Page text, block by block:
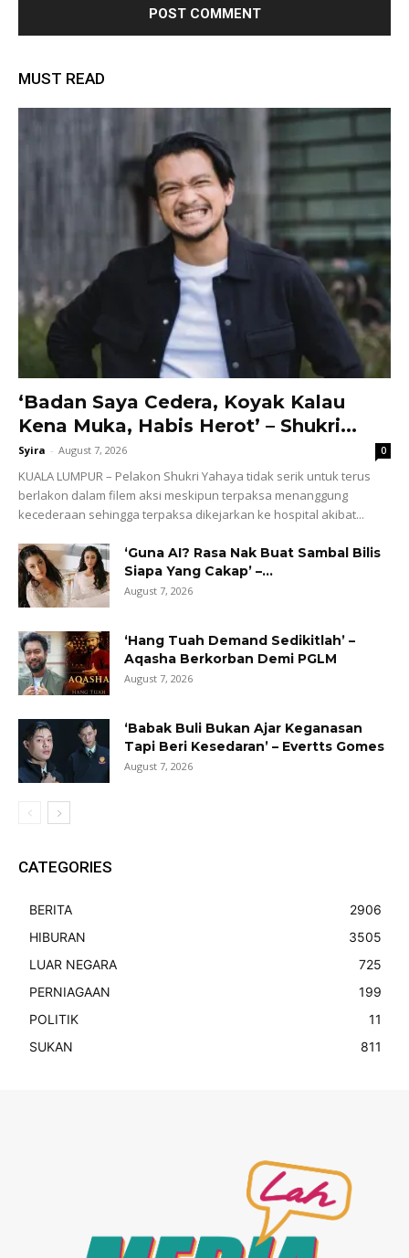
MUST READ
‘Badan Saya Cedera, Koyak Kalau
Kena Muka, Habis Herot’ – Shukri...
Syira - August 7, 2026 0
KUALA LUMPUR – Pelakon Shukri Yahaya tidak serik untuk terus
berlakon dalam filem aksi meskipun terpaksa menanggung
kecederaan sehingga terpaksa dikejarkan ke hospital akibat...
‘Guna AI? Rasa Nak Buat Sambal Bilis
Siapa Yang Cakap’ –...
August 7, 2026
‘Hang Tuah Demand Sedikitlah’ –
Aqasha Berkorban Demi PGLM
August 7, 2026
‘Babak Buli Bukan Ajar Keganasan
Tapi Beri Kesedaran’ – Evertts Gomes
August 7, 2026
CATEGORIES
BERITA
2906
HIBURAN
3505
LUAR NEGARA
725
PERNIAGAAN
199
POLITIK
11
SUKAN
811